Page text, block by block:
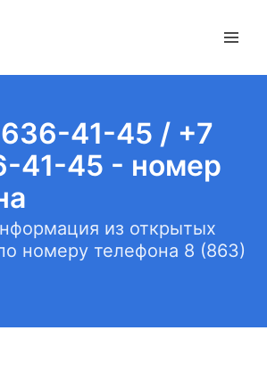
41-45 / +7
41-45 - номер
из открытых
номеру телефона 8 (863)